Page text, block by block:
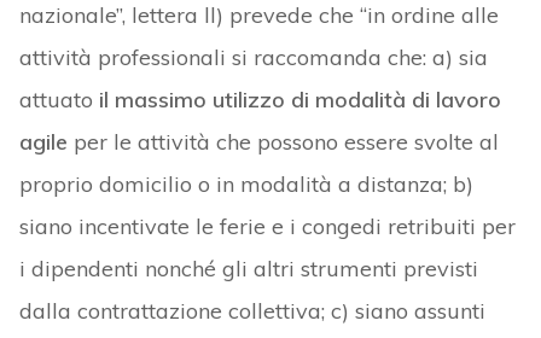
nazionale”, lettera ll) prevede che “in ordine alle
attività professionali si raccomanda che: a) sia
attuato il massimo utilizzo di modalità di lavoro
agile per le attività che possono essere svolte al
proprio domicilio o in modalità a distanza; b)
siano incentivate le ferie e i congedi retribuiti per
i dipendenti nonché gli altri strumenti previsti
dalla contrattazione collettiva; c) siano assunti